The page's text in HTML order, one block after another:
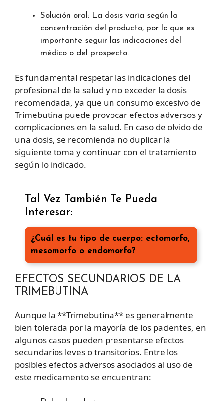
Solución oral: La dosis varía según la
concentración del producto, por lo que es
importante seguir las indicaciones del
médico o del prospecto.
Es fundamental respetar las indicaciones del
profesional de la salud y no exceder la dosis
recomendada, ya que un consumo excesivo de
Trimebutina puede provocar efectos adversos y
complicaciones en la salud. En caso de olvido de
una dosis, se recomienda no duplicar la
siguiente toma y continuar con el tratamiento
según lo indicado.
Tal Vez También Te Pueda
Interesar:
¿Cuál es tu tipo de cuerpo: ectomorfo,
mesomorfo o endomorfo?
EFECTOS SECUNDARIOS DE LA
TRIMEBUTINA
Aunque la **Trimebutina** es generalmente
bien tolerada por la mayoría de los pacientes, en
algunos casos pueden presentarse efectos
secundarios leves o transitorios. Entre los
posibles efectos adversos asociados al uso de
este medicamento se encuentran: